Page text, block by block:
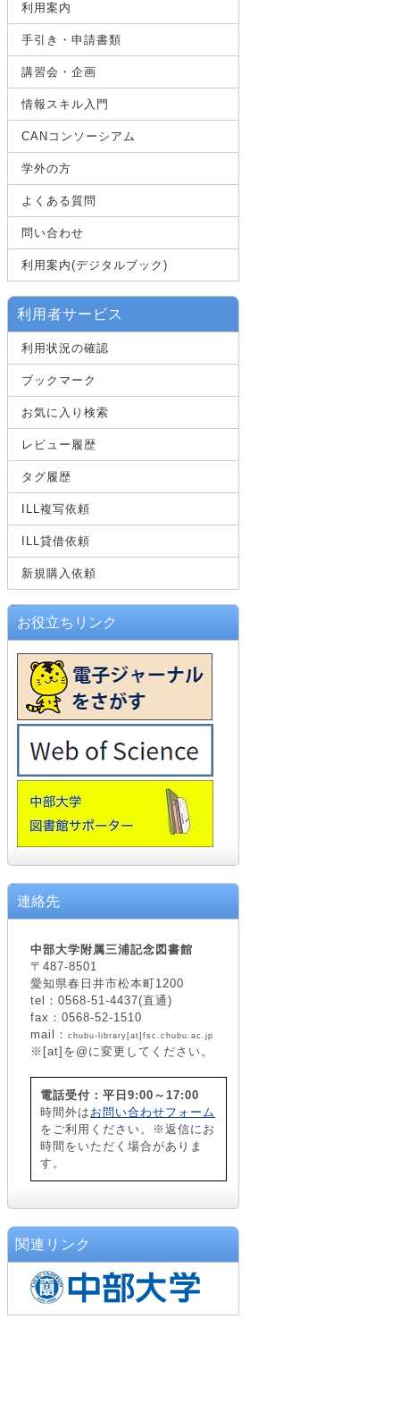
利用案内
手引き・申請書類
講習会・企画
情報スキル入門
CANコンソーシアム
学外の方
よくある質問
問い合わせ
利用案内(デジタルブック)
利用者サービス
利用状況の確認
ブックマーク
お気に入り検索
レビュー履歴
タグ履歴
ILL複写依頼
ILL貸借依頼
新規購入依頼
お役立ちリンク
連絡先
中部大学附属三浦記念図書館
〒487-8501
愛知県春日井市松本町1200
tel：0568-51-4437(直通)
fax：0568-52-1510
mail： chubu-library[at]fsc.chubu.ac.jp
※[at]を@に変更してください。
電話受付：平日9:00～17:00
時間外は お問い合わせフォーム
をご利用ください。※返信にお
時間をいただく場合がありま
す。
関連リンク